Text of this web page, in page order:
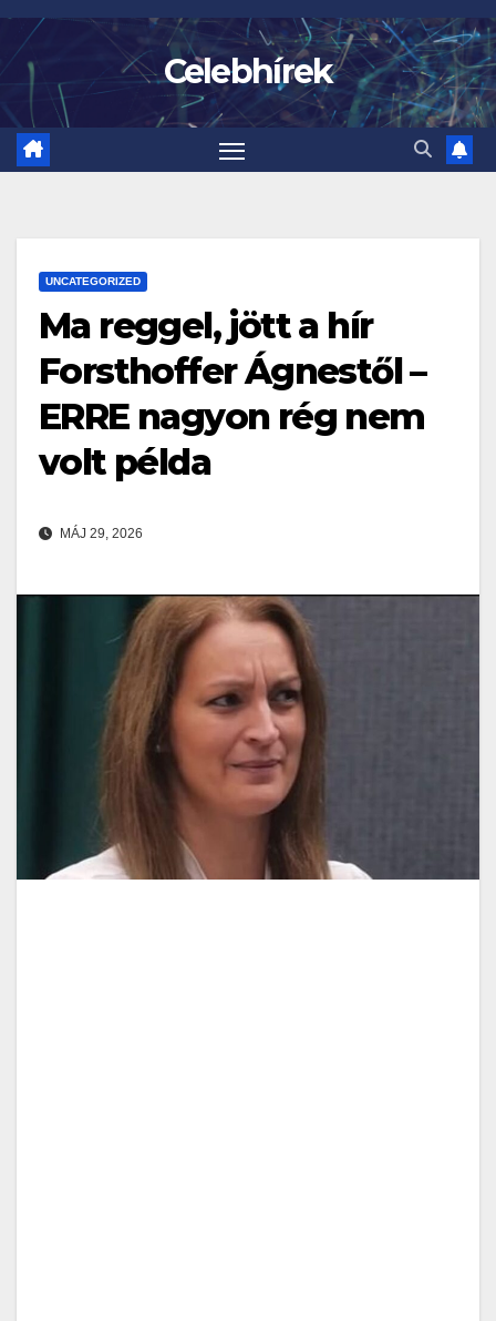
Skip
content
Celebhírek
UNCATEGORIZED
Ma reggel, jött a hír
Forsthoffer Ágnestől –
ERRE nagyon rég nem
volt példa
MÁJ 29, 2026